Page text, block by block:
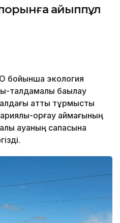
айыппұл
бойынша экология
талдамалық бақылау
қатты тұрмыстық
қорғау аймағының
ауаның сапасына